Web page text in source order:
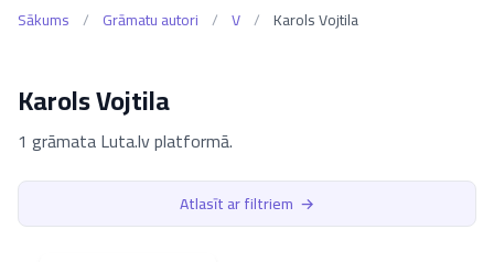
Sākums / Grāmatu autori / V / Karols Vojtila
Karols Vojtila
1 grāmata Luta.lv platformā.
Atlasīt ar filtriem →